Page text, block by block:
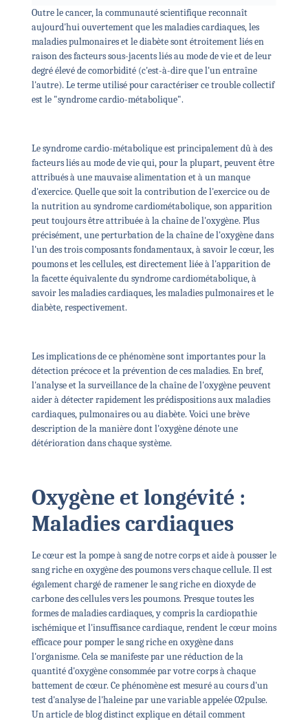
Outre le cancer, la communauté scientifique reconnaît
aujourd'hui ouvertement que les maladies cardiaques, les
maladies pulmonaires et le diabète sont étroitement liés en
raison des facteurs sous-jacents liés au mode de vie et de leur
degré élevé de comorbidité (c'est-à-dire que l'un entraîne
l'autre). Le terme utilisé pour caractériser ce trouble collectif
est le "syndrome cardio-métabolique".
Le syndrome cardio-métabolique est principalement dû à des
facteurs liés au mode de vie qui, pour la plupart, peuvent être
attribués à une mauvaise alimentation et à un manque
d'exercice. Quelle que soit la contribution de l'exercice ou de
la nutrition au syndrome cardiométabolique, son apparition
peut toujours être attribuée à la chaîne de l'oxygène. Plus
précisément, une perturbation de la chaîne de l'oxygène dans
l'un des trois composants fondamentaux, à savoir le cœur, les
poumons et les cellules, est directement liée à l'apparition de
la facette équivalente du syndrome cardiométabolique, à
savoir les maladies cardiaques, les maladies pulmonaires et le
diabète, respectivement.
Les implications de ce phénomène sont importantes pour la
détection précoce et la prévention de ces maladies. En bref,
l'analyse et la surveillance de la chaîne de l'oxygène peuvent
aider à détecter rapidement les prédispositions aux maladies
cardiaques, pulmonaires ou au diabète. Voici une brève
description de la manière dont l'oxygène dénote une
détérioration dans chaque système.
Oxygène et longévité :
Maladies cardiaques
Le cœur est la pompe à sang de notre corps et aide à pousser le
sang riche en oxygène des poumons vers chaque cellule. Il est
également chargé de ramener le sang riche en dioxyde de
carbone des cellules vers les poumons. Presque toutes les
formes de maladies cardiaques, y compris la cardiopathie
ischémique et l'insuffisance cardiaque, rendent le cœur moins
efficace pour pomper le sang riche en oxygène dans
l'organisme. Cela se manifeste par une réduction de la
quantité d'oxygène consommée par votre corps à chaque
battement de cœur. Ce phénomène est mesuré au cours d'un
test d'analyse de l'haleine par une variable appelée O2pulse.
Un article de blog distinct explique en détail comment